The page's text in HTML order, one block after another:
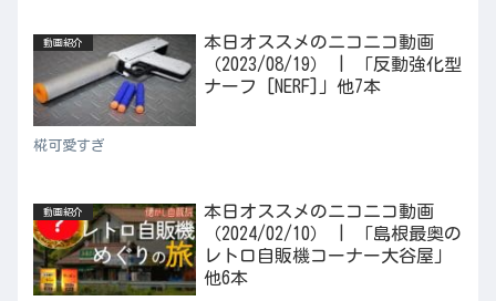
動画紹介
本日オススメのニコニコ動画
（2023/08/19） | 「反動強化型
ナーフ [NERF]」他7本
椛可愛すぎ
動画紹介
本日オススメのニコニコ動画
（2024/02/10） | 「島根最奥の
レトロ自販機コーナー大谷屋」
他6本